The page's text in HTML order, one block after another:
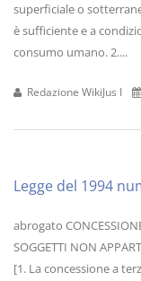
superficiale o
è sufficiente e a
consumo umano. 2....
Redazione WikiJus I
Legge del 1994
abrogato
SOGGETTI NON
[1. La concessione a